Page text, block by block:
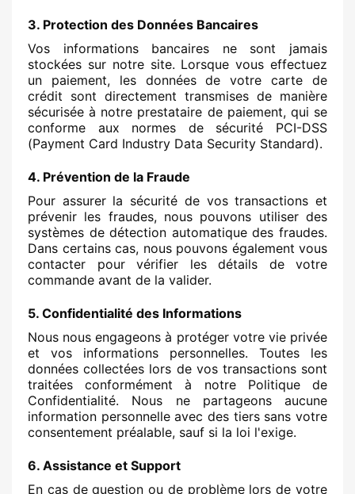
3. Protection des Données Bancaires
Vos informations bancaires ne sont jamais
stockées sur notre site. Lorsque vous effectuez
un paiement, les données de votre carte de
crédit sont directement transmises de manière
sécurisée à notre prestataire de paiement, qui se
conforme aux normes de sécurité PCI-DSS
(Payment Card Industry Data Security Standard).
4. Prévention de la Fraude
Pour assurer la sécurité de vos transactions et
prévenir les fraudes, nous pouvons utiliser des
systèmes de détection automatique des fraudes.
Dans certains cas, nous pouvons également vous
contacter pour vérifier les détails de votre
commande avant de la valider.
5. Confidentialité des Informations
Nous nous engageons à protéger votre vie privée
et vos informations personnelles. Toutes les
données collectées lors de vos transactions sont
traitées conformément à notre Politique de
Confidentialité. Nous ne partageons aucune
information personnelle avec des tiers sans votre
consentement préalable, sauf si la loi l'exige.
6. Assistance et Support
En cas de question ou de problème lors de votre